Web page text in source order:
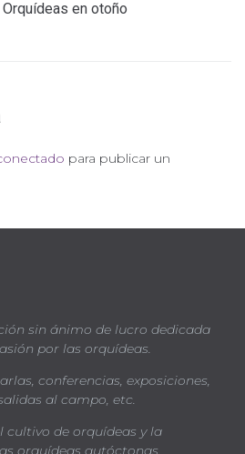
en otoño
para publicar un
sin ánimo de lucro dedicada
por las orquídeas.
conferencias, exposiciones,
al campo, etc.
cultivo de orquídeas y la
orquídeas autóctonas.